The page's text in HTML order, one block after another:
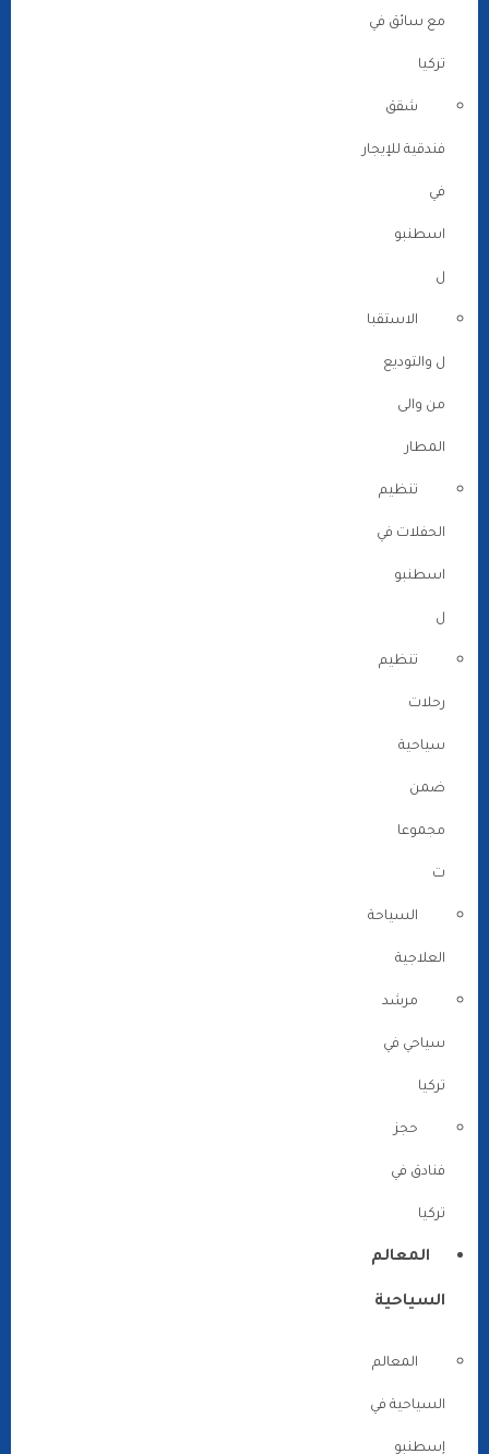
مع سائق في
تركيا
شقق
فندقية للإيجار
في
اسطنبو
ل
الاستقبا
ل والتوديع
من والى
المطار
تنظيم
الحفلات في
اسطنبو
ل
تنظيم
رحلات
سياحية
ضمن
مجموعا
ت
السياحة
العلاجية
مرشد
سياحي في
تركيا
حجز
فنادق في
تركيا
المعالم
السياحية
المعالم
السياحية في
إسطنبو